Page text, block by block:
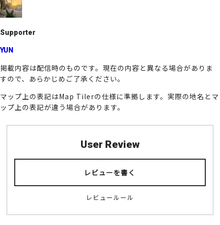
k
Supporter
YUN
掲載内容は配信時のものです。現在の内容と異なる場合がありま
すので、あらかじめご了承ください。
マップ上の表記はMap Tilerの仕様に準拠します。実際の地名とマ
ップ上の表記が違う場合があります。
User Review
レビューを書く
レビュールール